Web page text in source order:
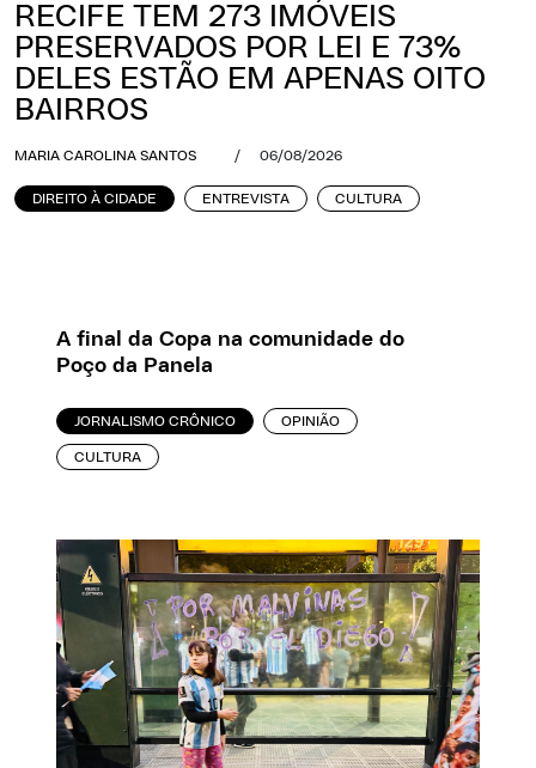
RECIFE TEM 273 IMÓVEIS
PRESERVADOS POR LEI E 73%
DELES ESTÃO EM APENAS OITO
BAIRROS
MARIA CAROLINA SANTOS / 06/08/2026
DIREITO À CIDADE ENTREVISTA CULTURA
A final da Copa na comunidade do
Poço da Panela
JORNALISMO CRÔNICO OPINIÃO
CULTURA